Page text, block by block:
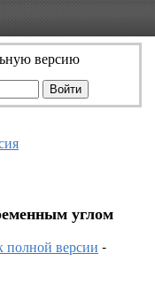
версию
углом
полной версии -